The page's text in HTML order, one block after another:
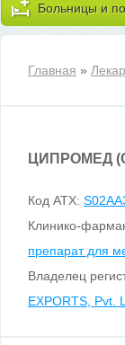
Больницы и
Главная »
ЦИПРОМЕД
Код ATX:
Клинико-
препарат для
Владелец
EXPORTS, Pvt.